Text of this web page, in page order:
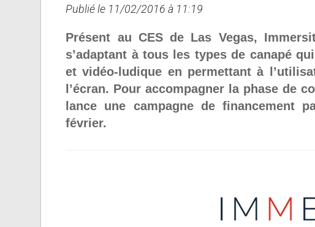
Publié le 11/02/2016 à 11:19
Présent au CES de Las Vegas,
s’adaptant à tous les types de canapé
et vidéo-ludique en permettant à
l’écran. Pour accompagner la phase de
lance une campagne de financement
février.